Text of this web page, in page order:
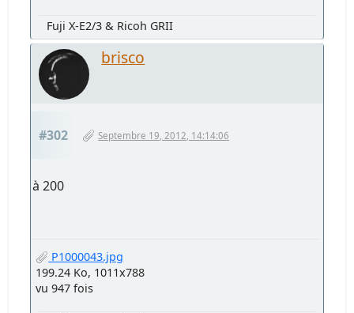
Fuji X-E2/3 & Ricoh GRII
brisco
#302 Septembre 19, 2012, 14:14:06
à 200
P1000043.jpg
199.24 Ko, 1011x788
vu 947 fois